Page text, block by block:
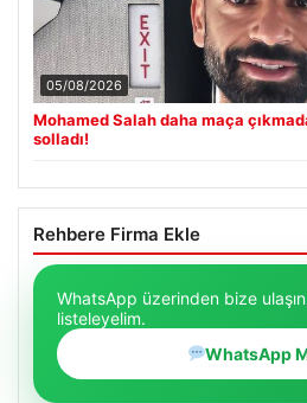
05/08/2026
Mohamed Salah daha maça
solladı!
Rehbere Firma Ekle
WhatsApp üzerinden bize
listeleyelim.
WhatsApp